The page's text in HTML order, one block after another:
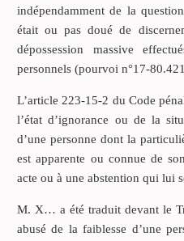
indépendamment de la
était ou pas doué de
dépossession massive
personnels (pourvoi n°17-
L’article 223-15-2 du Code
l’état d’ignorance ou de la
d’une personne dont la
est apparente ou connue de
acte ou à une abstention qui lui
M. X… a été traduit devant le
abusé de la faiblesse d’une